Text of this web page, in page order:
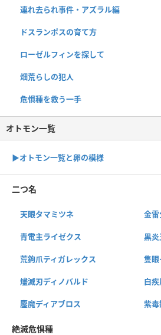
連れ去られ事件・アズラル編
ドスランポスの育て方
ローゼルフィンを探して
畑荒らしの犯人
危惧種を救う一手
オトモン一覧
▶︎オトモン一覧と卵の模様
二つ名
天眼タマミツネ 金
青電主ライゼクス 黒炎
荒鉤爪ティガレックス 隻
燼滅刃ディノバルド 白
鏖魔ディアブロス 紫
絶滅危惧種